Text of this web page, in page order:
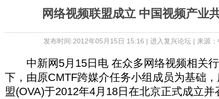
网络视频联盟成立 中国视频产业
发布时间:2012年05月15日 15:16 | 进入复兴论坛| 来源
中新网5月15日电 在众多网络视频相关行
下，由原CMTF跨媒介任务小组成员为基础
盟(OVA)于2012年4月18日在北京正式成立